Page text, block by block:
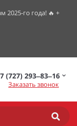
2025-го года! 🔥 +
(727) 293‒83‒16
Заказать звонок